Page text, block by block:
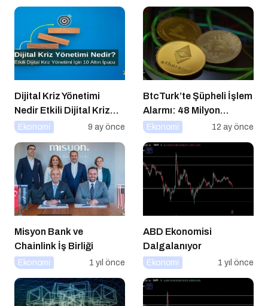
Dijital Kriz Yönetimi
Nedir Etkili Dijital Kriz
Yönetimi için 10 Altın
Ekonomi 9 ay önce
BtcTurk’te Şüpheli İşlem
Alarmı: 48 Milyon
Dolarlık Çıkış İddiası
Ekonomi 12 ay önce
Misyon Bank ve
Chainlink İş Birliği
Ekonomi 1 yıl önce
ABD Ekonomisi
Dalgalanıyor
Ekonomi 1 yıl önce